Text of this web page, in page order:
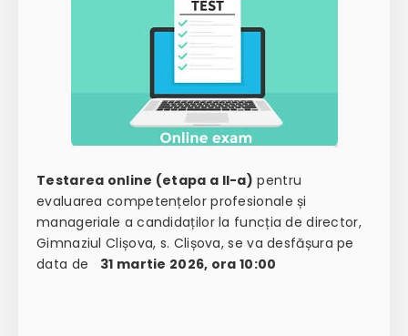
Testarea online (etapa a II-a) pentru
evaluarea competențelor profesionale și
manageriale a candidaților la funcția de director,
Gimnaziul Clișova, s. Clișova, se va desfășura pe
data de 31 martie 2026, ora 10:00